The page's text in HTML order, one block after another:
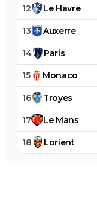
12 Le Havre
13 Auxerre
14 Paris
15 Monaco
16 Troyes
17 Le Mans
18 Lorient